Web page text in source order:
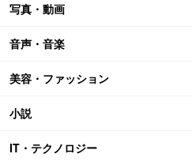
写真・動画
音声・音楽
美容・ファッション
小説
IT・テクノロジー